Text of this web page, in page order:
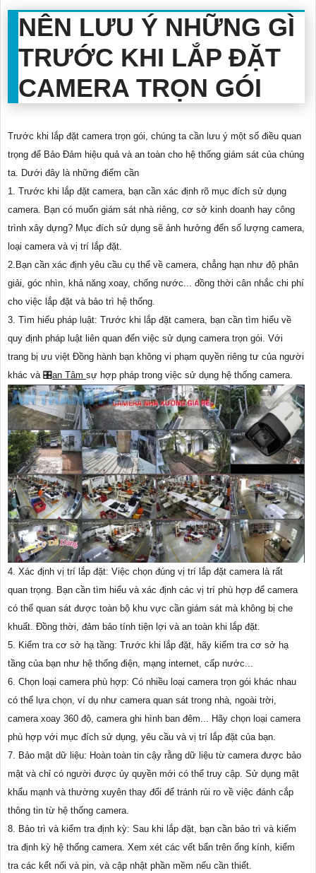
NÊN LƯU Ý NHỮNG GÌ
TRƯỚC KHI LẮP ĐẶT
CAMERA TRỌN GÓI
Trước khi lắp đặt camera trọn gói, chúng ta cần lưu ý một số điều quan
trọng để Bảo Đảm hiệu quả và an toàn cho hệ thống giám sát của chúng
ta. Dưới đây là những điểm cần
1. Trước khi lắp đặt camera, bạn cần xác định rõ mục đích sử dụng
camera. Bạn có muốn giám sát nhà riêng, cơ sở kinh doanh hay công
trình xây dựng? Mục đích sử dụng sẽ ảnh hưởng đến số lượng camera,
loại camera và vị trí lắp đặt.
2.Bạn cần xác định yêu cầu cụ thể về camera, chẳng hạn như độ phân
giải, góc nhìn, khả năng xoay, chống nước... đồng thời cân nhắc chi phí
cho việc lắp đặt và bảo trì hệ thống.
3. Tìm hiểu pháp luật: Trước khi lắp đặt camera, bạn cần tìm hiểu về
quy định pháp luật liên quan đến việc sử dụng camera trọn gói. Với
trang bị ưu việt Đồng hành bạn không vi phạm quyền riêng tư của người
khác và 🎛an Tâm sự hợp pháp trong việc sử dụng hệ thống camera.
4. Xác định vị trí lắp đặt: Việc chọn đúng vị trí lắp đặt camera là rất
quan trọng. Bạn cần tìm hiểu và xác định các vị trí phù hợp để camera
có thể quan sát được toàn bộ khu vực cần giám sát mà không bị che
khuất. Đồng thời, đảm bảo tính tiện lợi và an toàn khi lắp đặt.
5. Kiểm tra cơ sở hạ tầng: Trước khi lắp đặt, hãy kiểm tra cơ sở hạ
tầng của bạn như hệ thống điện, mạng internet, cấp nước...
6. Chọn loại camera phù hợp: Có nhiều loại camera trọn gói khác nhau
có thể lựa chọn, ví dụ như camera quan sát trong nhà, ngoài trời,
camera xoay 360 độ, camera ghi hình ban đêm... Hãy chọn loại camera
phù hợp với mục đích sử dụng, yêu cầu và vị trí lắp đặt của bạn.
7. Bảo mật dữ liệu: Hoàn toàn tin cậy rằng dữ liệu từ camera được bảo
mật và chỉ có người được ủy quyền mới có thể truy cập. Sử dụng mật
khẩu mạnh và thường xuyên thay đổi để tránh rủi ro về việc đánh cắp
thông tin từ hệ thống camera.
8. Bảo trì và kiểm tra định kỳ: Sau khi lắp đặt, bạn cần bảo trì và kiểm
tra định kỳ hệ thống camera. Xem xét các vết bẩn trên ống kính, kiểm
tra các kết nối và pin, và cập nhật phần mềm nếu cần thiết.